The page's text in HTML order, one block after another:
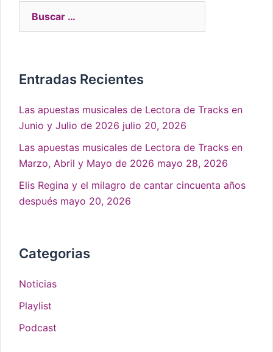
Entradas Recientes
Las apuestas musicales de Lectora de Tracks en
Junio y Julio de 2026 julio 20, 2026
Las apuestas musicales de Lectora de Tracks en
Marzo, Abril y Mayo de 2026 mayo 28, 2026
Elis Regina y el milagro de cantar cincuenta años
después mayo 20, 2026
Categorias
Noticias
Playlist
Podcast